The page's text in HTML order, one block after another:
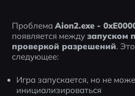
Проблема Aion2.exe -
появляется между запуском
проверкой разрешений.
следующее:
Игра запускается, но не
инициализироваться